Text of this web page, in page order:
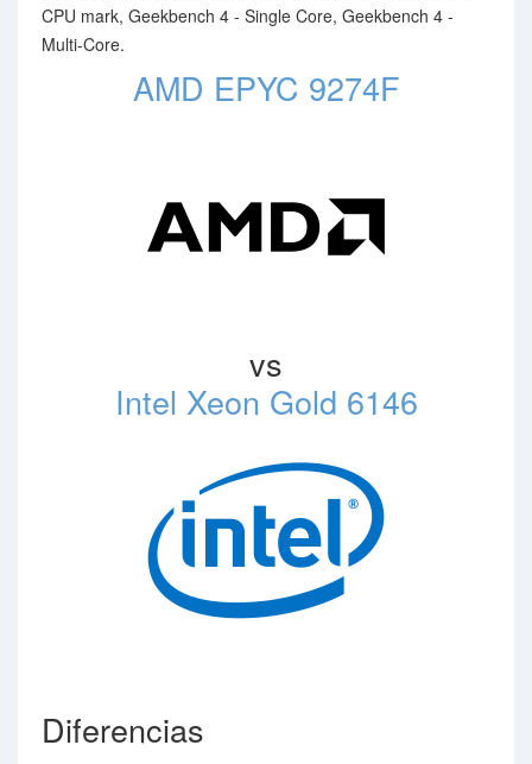
CPU mark, Geekbench 4 - Single Core, Geekbench 4 -
Multi-Core.
AMD EPYC 9274F
vs
Intel Xeon Gold 6146
Diferencias